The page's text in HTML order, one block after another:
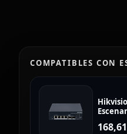
COMPATIBLES CON
168,61